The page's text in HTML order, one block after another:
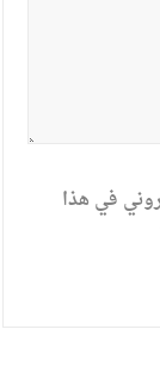
في هذا